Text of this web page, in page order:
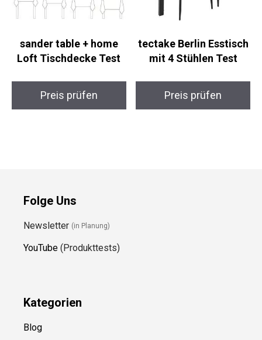
sander table + home
Loft Tischdecke Test
Preis prüfen
tectake Berlin Esstisch
mit 4 Stühlen Test
Preis prüfen
Folge Uns
Newsletter (in Planung)
YouTube (Produkttests)
Kategorien
Blog